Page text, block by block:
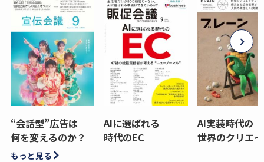
“会話型”広告は
何を変えるのか？
AIに選ばれる
時代のEC
AI実装時代の
世界のクリエ
もっと見る